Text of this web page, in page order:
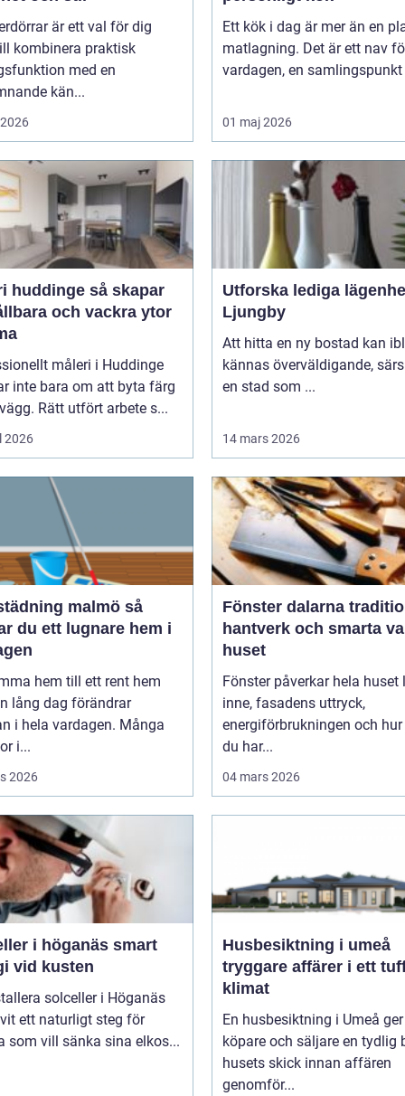
är ett val för dig
kombinera praktisk
med en
kän...
Ett kök i dag är mer än en
matlagning. Det är ett nav
vardagen, en
01 maj 2026
så skapar
och vackra ytor
måleri i Huddinge
inte bara om att byta färg
Rätt utfört arbete s...
2026
Utforska lediga
Ljungby
Att hitta en ny bostad kan
kännas överväldigande,
en stad som ...
14 mars 2026
malmö så
du ett lugnare hem i
hem till ett rent hem
lång dag förändrar
i hela vardagen. Många
i...
2026
Fönster dalarna tradition,
hantverk och smarta
huset
Fönster påverkar hela huset ljuset
inne, fasadens uttryck,
energiförbrukningen och
du har...
04 mars 2026
i höganäs smart
vid kusten
solceller i Höganäs
ett naturligt steg för
som vill sänka sina elkos...
Husbesiktning i umeå
tryggare affärer i ett
klimat
En husbesiktning i Umeå ger
köpare och säljare en tydlig
husets skick innan affären
genomför...